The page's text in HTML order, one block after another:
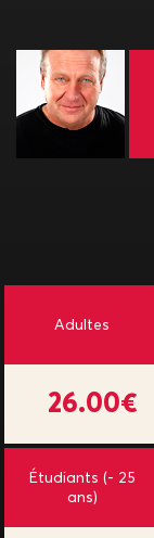
Adultes
26.00€
Étudiants (- 25
ans)